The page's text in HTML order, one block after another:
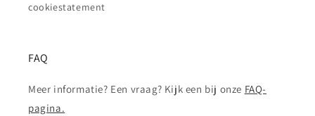
cookiestatement
FAQ
Meer informatie? Een vraag? Kijk een bij onze FAQ-
pagina.